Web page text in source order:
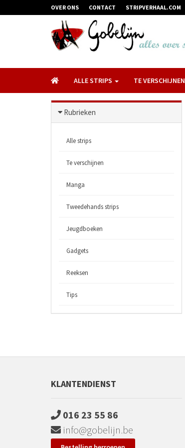
OVER ONS CONTACT STRIPVERHAAL.COM
ALLE STRIPS TE VERSCHIJNEN
Rubrieken
Alle strips
Te verschijnen
Manga
Tweedehands strips
Jeugdboeken
Gadgets
Reeksen
Tips
KLANTENDIENST
016 23 55 86
info@gobelijn.be